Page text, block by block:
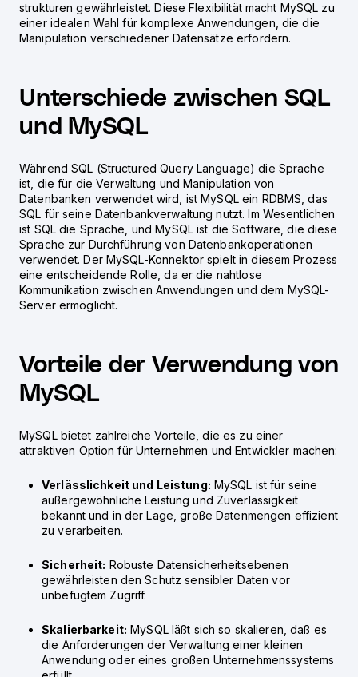
strukturen gewährleistet. Diese Flexibilität macht MySQL zu
einer idealen Wahl für komplexe Anwendungen, die die
Manipulation verschiedener Datensätze erfordern.
Unterschiede zwischen SQL
und MySQL
Während SQL (Structured Query Language) die Sprache
ist, die für die Verwaltung und Manipulation von
Datenbanken verwendet wird, ist MySQL ein RDBMS, das
SQL für seine Datenbankverwaltung nutzt. Im Wesentlichen
ist SQL die Sprache, und MySQL ist die Software, die diese
Sprache zur Durchführung von Datenbankoperationen
verwendet. Der MySQL-Konnektor spielt in diesem Prozess
eine entscheidende Rolle, da er die nahtlose
Kommunikation zwischen Anwendungen und dem MySQL-
Server ermöglicht.
Vorteile der Verwendung von
MySQL
MySQL bietet zahlreiche Vorteile, die es zu einer
attraktiven Option für Unternehmen und Entwickler machen:
Verlässlichkeit und Leistung: MySQL ist für seine
außergewöhnliche Leistung und Zuverlässigkeit
bekannt und in der Lage, große Datenmengen effizient
zu verarbeiten.
Sicherheit: Robuste Datensicherheitsebenen
gewährleisten den Schutz sensibler Daten vor
unbefugtem Zugriff.
Skalierbarkeit: MySQL läßt sich so skalieren, daß es
die Anforderungen der Verwaltung einer kleinen
Anwendung oder eines großen Unternehmenssystems